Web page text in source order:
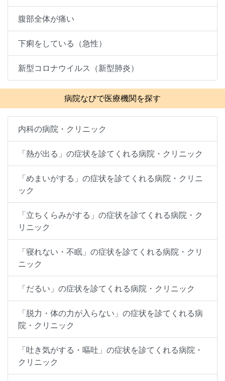
腹部全体が痛い
下痢をしている（急性）
新型コロナウイルス（新型肺炎）
病院なびで医療機関を探す
内科の病院・クリニック
「熱が出る」の症状を診てくれる病院・クリニック
「めまいがする」の症状を診てくれる病院・クリニ
ック
「立ちくらみがする」の症状を診てくれる病院・ク
リニック
「寝れない・不眠」の症状を診てくれる病院・クリ
ニック
「だるい」の症状を診てくれる病院・クリニック
「脱力・体の力が入らない」の症状を診てくれる病
院・クリニック
「吐き気がする・嘔吐」の症状を診てくれる病院・
クリニック